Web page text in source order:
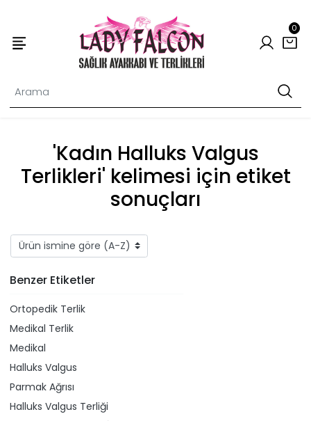
0
'Kadın Halluks Valgus
Terlikleri' kelimesi için etiket
sonuçları
Benzer Etiketler
Ortopedik Terlik
Medikal Terlik
Medikal
Halluks Valgus
Parmak Ağrısı
Halluks Valgus Terliği